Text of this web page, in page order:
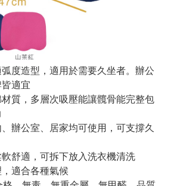
度造型，適用於需要久坐者。辦公
適宜
質，多層次吸壓能讓髖骨能完整包
辦公室、居家均可使用，可支撐久
舒適，可拆下放入洗衣機清洗
適合各種氣候